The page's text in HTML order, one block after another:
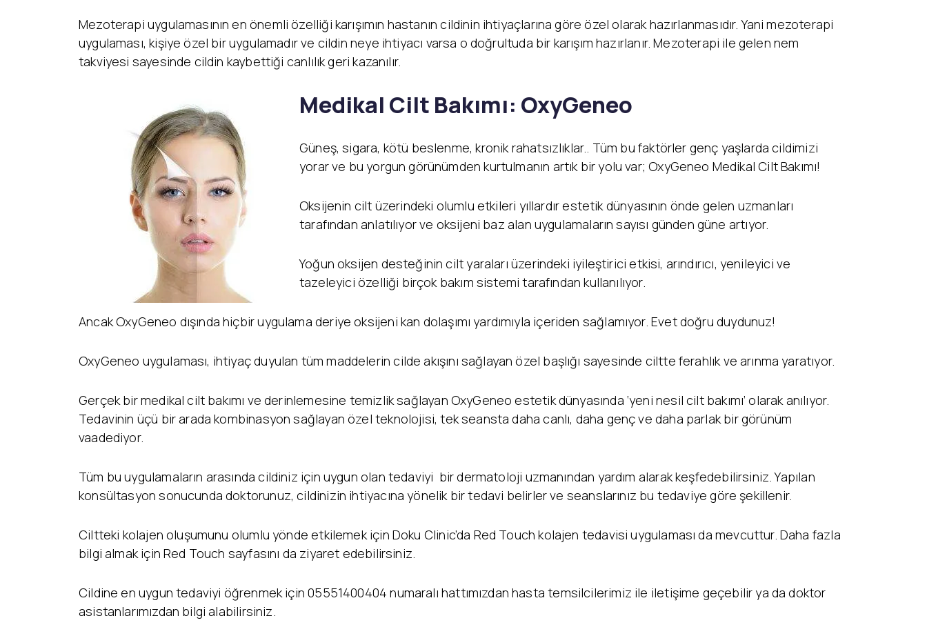
Mezoterapi uygulamasının en önemli özelliği karışımın hastanın cildinin ihtiyaçlarına göre özel olarak hazırlanmasıdır. Yani mezoterapi
uygulaması, kişiye özel bir uygulamadır ve cildin neye ihtiyacı varsa o doğrultuda bir karışım hazırlanır. Mezoterapi ile gelen nem
takviyesi sayesinde cildin kaybettiği canlılık geri kazanılır.
Medikal Cilt Bakımı: OxyGeneo
Güneş, sigara, kötü beslenme, kronik rahatsızlıklar.. Tüm bu faktörler genç yaşlarda cildimizi
yorar ve bu yorgun görünümden kurtulmanın artık bir yolu var; OxyGeneo Medikal Cilt Bakımı!
Oksijenin cilt üzerindeki olumlu etkileri yıllardır estetik dünyasının önde gelen uzmanları
tarafından anlatılıyor ve oksijeni baz alan uygulamaların sayısı günden güne artıyor.
Yoğun oksijen desteğinin cilt yaraları üzerindeki iyileştirici etkisi, arındırıcı, yenileyici ve
tazeleyici özelliği birçok bakım sistemi tarafından kullanılıyor.
Ancak OxyGeneo dışında hiçbir uygulama deriye oksijeni kan dolaşımı yardımıyla içeriden sağlamıyor. Evet doğru duydunuz!
OxyGeneo uygulaması, ihtiyaç duyulan tüm maddelerin cilde akışını sağlayan özel başlığı sayesinde ciltte ferahlık ve arınma yaratıyor.
Gerçek bir medikal cilt bakımı ve derinlemesine temizlik sağlayan OxyGeneo estetik dünyasında ‘yeni nesil cilt bakımı’ olarak anılıyor.
Tedavinin üçü bir arada kombinasyon sağlayan özel teknolojisi, tek seansta daha canlı, daha genç ve daha parlak bir görünüm
vaadediyor.
Tüm bu uygulamaların arasında cildiniz için uygun olan tedaviyi bir dermatoloji uzmanından yardım alarak keşfedebilirsiniz. Yapılan
konsültasyon sonucunda doktorunuz, cildinizin ihtiyacına yönelik bir tedavi belirler ve seanslarınız bu tedaviye göre şekillenir.
Ciltteki kolajen oluşumunu olumlu yönde etkilemek için Doku Clinic’da Red Touch kolajen tedavisi uygulaması da mevcuttur. Daha fazla
bilgi almak için Red Touch sayfasını da ziyaret edebilirsiniz.
Cildine en uygun tedaviyi öğrenmek için 05551400404 numaralı hattımızdan hasta temsilcilerimiz ile iletişime geçebilir ya da doktor
asistanlarımızdan bilgi alabilirsiniz.